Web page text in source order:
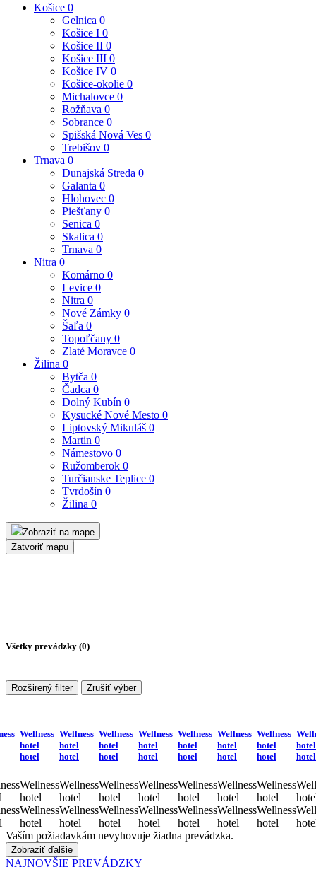
Košice 0
Gelnica 0
Košice I 0
Košice II 0
Košice III 0
Košice IV 0
Košice-okolie 0
Michalovce 0
Rožňava 0
Sobrance 0
Spišská Nová Ves 0
Trebišov 0
Trnava 0
Dunajská Streda 0
Galanta 0
Hlohovec 0
Piešťany 0
Senica 0
Skalica 0
Trnava 0
Nitra 0
Komárno 0
Levice 0
Nitra 0
Nové Zámky 0
Šaľa 0
Topoľčany 0
Zlaté Moravce 0
Žilina 0
Bytča 0
Čadca 0
Dolný Kubín 0
Kysucké Nové Mesto 0
Liptovský Mikuláš 0
Martin 0
Námestovo 0
Ružomberok 0
Turčianske Teplice 0
Tvrdošín 0
Žilina 0
Zobraziť na mape
Zatvoriť mapu
Všetky prevádzky (0)
Rozširený filter Zrušiť výber
Wellness
hotel
hotel
Wellness
hotel
Wellness
hotel
Wellness
hotel
hotel
Wellness
hotel
Wellness
hotel
Wellness
hotel
hotel
Wellness
hotel
Wellness
hotel
Wellness
hotel
hotel
Wellness
hotel
Wellness
hotel
Wellness
hotel
hotel
Wellness
hotel
Wellness
hotel
Wellness
hotel
hotel
Wellness
hotel
Wellness
hotel
Wellness
hotel
hotel
Wellness
hotel
Wellness
hotel
hotel
hotel
Vaším požiadavkám nevyhovuje žiadna prevádzka.
Zobraziť ďalšie
NAJNOVŠIE PREVÁDZKY